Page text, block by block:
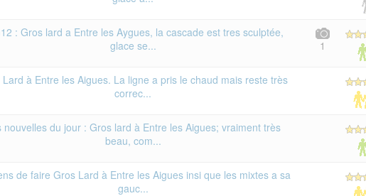
: Gros lard a Entre les Aygues, la cascade est tres sculptée,
glace se...
1
Lard à Entre les Aigues. La ligne a pris le chaud mais reste très
correc...
nouvelles du jour : Gros lard à Entre les Aigues; vraiment très
beau, com...
de faire Gros Lard à Entre les Aigues insi que les mixtes a sa
gauc...